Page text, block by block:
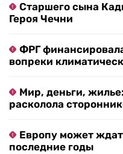
Старшего сына
Героя Чечни
ФРГ
вопреки
Мир, деньги,
расколола
Европу может
последние годы